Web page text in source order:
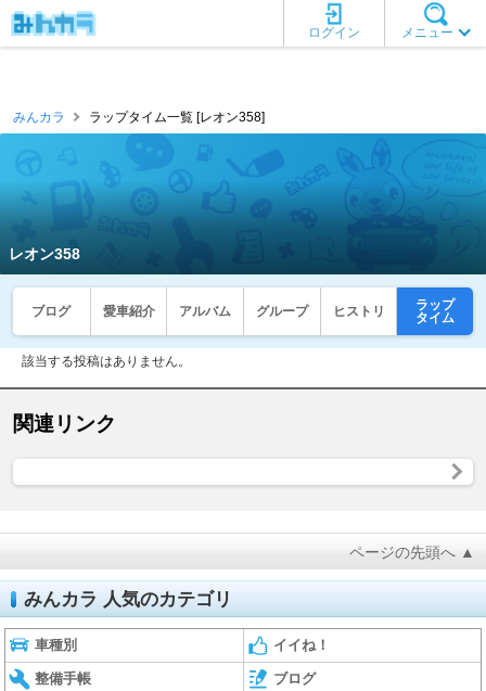
メニュー
ログイン
みんカラ ラップタイム一覧 [レオン358]
レオン358
ブログ 愛車紹介 アルバム グループ ヒストリ
ラップ
タイム
該当する投稿はありません。
関連リンク
ページの先頭へ ▲
みんカラ 人気のカテゴリ
車種別 イイね！
整備手帳 ブログ